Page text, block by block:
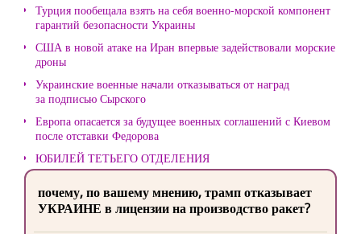
Турция пообещала взять на себя военно-морской компонент
гарантий безопасности Украины
США в новой атаке на Иран впервые задействовали морские
дроны
Украинские военные начали отказываться от наград
за подписью Сырского
Европа опасается за будущее военных соглашений с Киевом
после отставки Федорова
ЮБИЛЕЙ ТЕТЬЕГО ОТДЕЛЕНИЯ
почему, по вашему мнению, трамп отказывает
УКРАИНЕ в лицензии на производство ракет?